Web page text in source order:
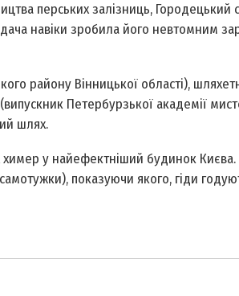
перських залізниць, Городецький
навіки зробила його невтомним
району Вінницької області),
Петербурзької академії
шлях.
у найефектніший будинок
показуючи якого, гіди